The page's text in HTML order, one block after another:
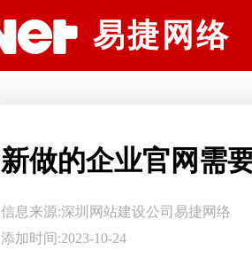
易捷网络
新做的企业官网需
信息来源:深圳网站建设公司 易捷网络
添加时间:2023-10-24